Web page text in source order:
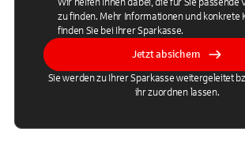
Wir helfen Ihnen dabei, die für Sie passende
zu finden. Mehr Informationen und konkrete
finden Sie bei Ihrer Sparkasse.
Jetzt absichern
Sie werden zu Ihrer Sparkasse weitergeleitet
ihr zuordnen lassen.